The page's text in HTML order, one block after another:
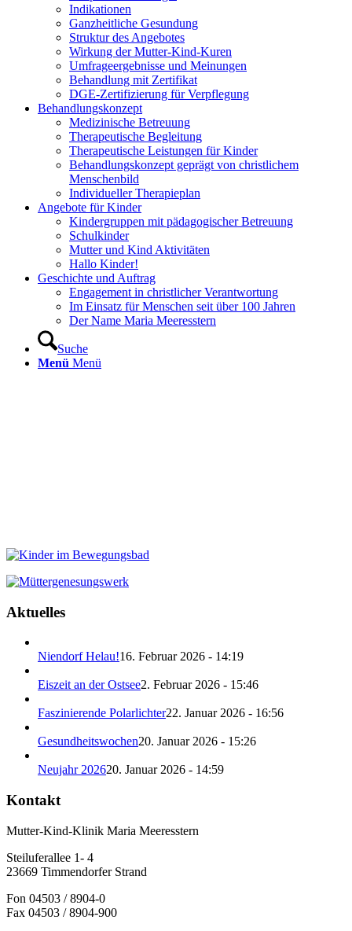
Indikationen
Ganzheitliche Gesundung
Struktur des Angebotes
Wirkung der Mutter-Kind-Kuren
Umfrageergebnisse und Meinungen
Behandlung mit Zertifikat
DGE-Zertifizierung für Verpflegung
Behandlungskonzept
Medizinische Betreuung
Therapeutische Begleitung
Therapeutische Leistungen für Kinder
Behandlungskonzept geprägt von christlichem
Menschenbild
Individueller Therapieplan
Angebote für Kinder
Kindergruppen mit pädagogischer Betreuung
Schulkinder
Mutter und Kind Aktivitäten
Hallo Kinder!
Geschichte und Auftrag
Engagement in christlicher Verantwortung
Im Einsatz für Menschen seit über 100 Jahren
Der Name Maria Meeresstern
Suche
Menü Menü
Aktuelles
Niendorf Helau!16. Februar 2026 - 14:19
Eiszeit an der Ostsee2. Februar 2026 - 15:46
Faszinierende Polarlichter22. Januar 2026 - 16:56
Gesundheitswochen20. Januar 2026 - 15:26
Neujahr 202620. Januar 2026 - 14:59
Kontakt
Mutter-Kind-Klinik Maria Meeresstern
Steiluferallee 1- 4
23669 Timmendorfer Strand
Fon 04503 / 8904-0
Fax 04503 / 8904-900